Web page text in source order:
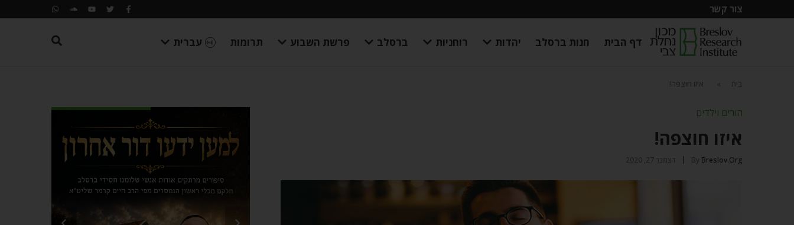
צור קשר
דף הבית חנות ברסלב יהדות רוחניות ברסלב פרשת השבוע תרומות עברית
בית איזו חוצפה!
הורים וילדים
איזו חוצפה!
By Breslov.org דצמבר 27, 2020